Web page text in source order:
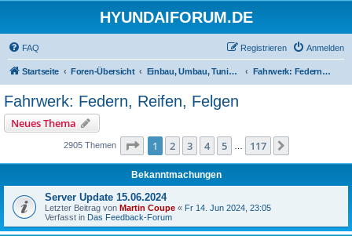
HYUNDAIFORUM.DE
FAQ Anmelden
Registrieren
Startseite Foren-Übersicht Einbau, Umbau, Tuning, Reparatur Fahrwerk: Federn, Reifen, Felgen
Fahrwerk: Federn, Reifen, Felgen
Neues Thema
2905 Themen Seite 1von 117
1 2 3 4 5 117
Bekanntmachungen
Server Update 15.06.2024
Letzter Beitrag von Martin Coupe « Fr 14. Jun 2024, 23:05
Verfasst in Das Feedback-Forum